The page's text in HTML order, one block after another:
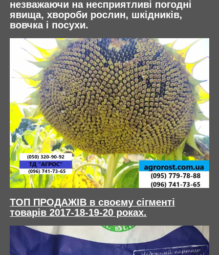
незважаючи на несприятливі погодні
явища, хвороби рослин, шкідників,
вовчка і посухи.
ТОП ПРОДАЖІВ в своєму сігменті
товарів 2017-18-19-20 роках.